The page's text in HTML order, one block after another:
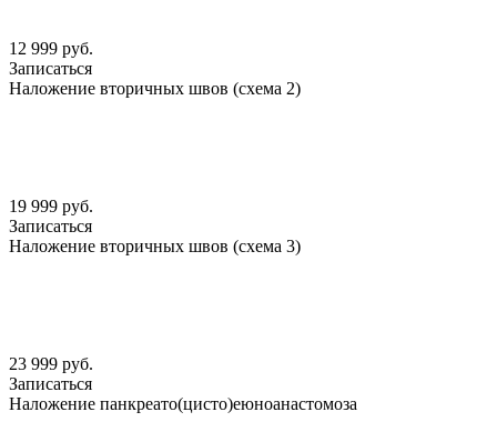
12 999 руб.
Записаться
Наложение вторичных швов (схема 2)
19 999 руб.
Записаться
Наложение вторичных швов (схема 3)
23 999 руб.
Записаться
Наложение панкреато(цисто)еюноанастомоза